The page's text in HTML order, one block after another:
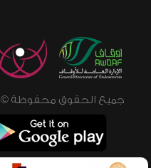
جميع الحقوق محفوظة © 2026 - 1998 لشبكة إسلام ويب